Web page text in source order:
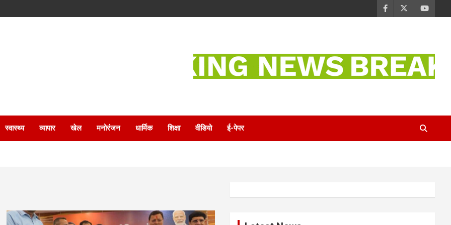
स्वास्थ्य व्यापार खेल मनोरंजन धार्मिक शिक्षा वीडियो ई-पेपर